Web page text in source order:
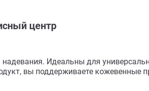
центр
Идеальны для
вы поддерживаете кожевенные